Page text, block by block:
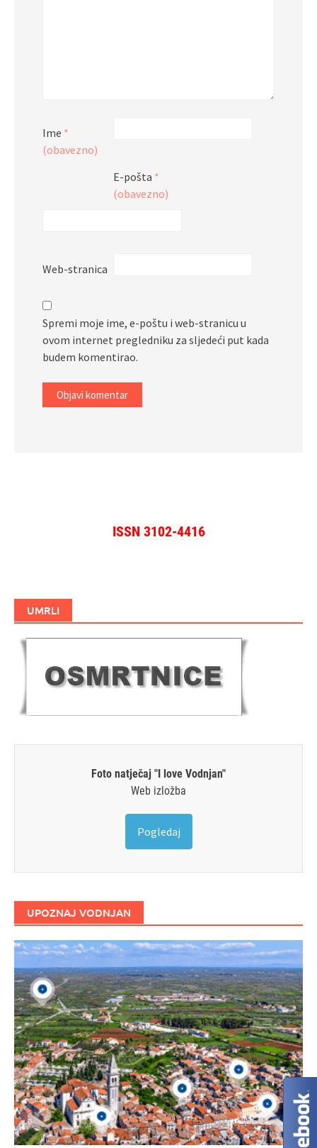
Ime *
(obavezno)
E-pošta *
(obavezno)
Web-stranica
Spremi moje ime, e-poštu i web-stranicu u
ovom internet pregledniku za sljedeći put kada
budem komentirao.
ISSN 3102-4416
UMRLI
Foto natječaj "I love Vodnjan"
Web izložba
Pogledaj
UPOZNAJ VODNJAN